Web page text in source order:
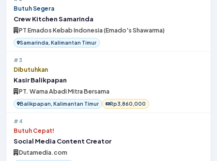
Butuh Segera
Crew Kitchen Samarinda
PT Emados Kebab Indonesia (Emado's Shawarma)
Samarinda, Kalimantan Timur
#3
Dibutuhkan
Kasir Balikpapan
PT. Warna Abadi Mitra Bersama
Balikpapan, Kalimantan Timur Rp3,860,000
#4
Butuh Cepat!
Social Media Content Creator
Dutamedia.com